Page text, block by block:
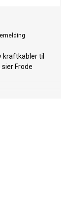
kraftkabler til
Frode